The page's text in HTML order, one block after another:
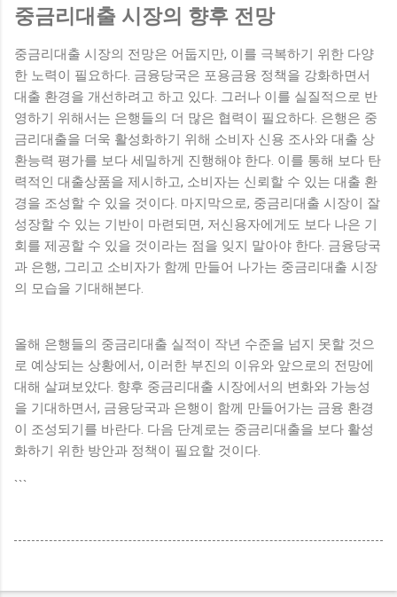
중금리대출 시장의 향후 전망
중금리대출 시장의 전망은 어둡지만, 이를 극복하기 위한 다양
한 노력이 필요하다. 금융당국은 포용금융 정책을 강화하면서
대출 환경을 개선하려고 하고 있다. 그러나 이를 실질적으로 반
영하기 위해서는 은행들의 더 많은 협력이 필요하다. 은행은 중
금리대출을 더욱 활성화하기 위해 소비자 신용 조사와 대출 상
환능력 평가를 보다 세밀하게 진행해야 한다. 이를 통해 보다 탄
력적인 대출상품을 제시하고, 소비자는 신뢰할 수 있는 대출 환
경을 조성할 수 있을 것이다. 마지막으로, 중금리대출 시장이 잘
성장할 수 있는 기반이 마련되면, 저신용자에게도 보다 나은 기
회를 제공할 수 있을 것이라는 점을 잊지 말아야 한다. 금융당국
과 은행, 그리고 소비자가 함께 만들어 나가는 중금리대출 시장
의 모습을 기대해본다.
올해 은행들의 중금리대출 실적이 작년 수준을 넘지 못할 것으
로 예상되는 상황에서, 이러한 부진의 이유와 앞으로의 전망에
대해 살펴보았다. 향후 중금리대출 시장에서의 변화와 가능성
을 기대하면서, 금융당국과 은행이 함께 만들어가는 금융 환경
이 조성되기를 바란다. 다음 단계로는 중금리대출을 보다 활성
화하기 위한 방안과 정책이 필요할 것이다.
```